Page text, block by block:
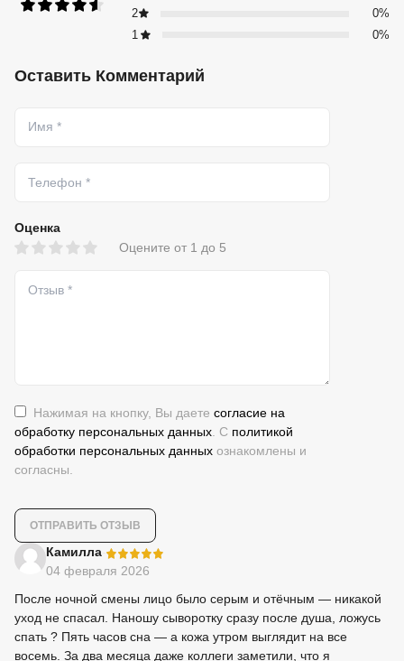
2
0%
1
0%
Оставить Комментарий
Оценка
Оцените от 1 до 5
Нажимая на кнопку, Вы даете согласие на
обработку персональных данных . С политикой
обработки персональных данных ознакомлены и
согласны.
Камилла
04 февраля 2026
После ночной смены лицо было серым и отёчным — никакой
уход не спасал. Наношу сыворотку сразу после душа, ложусь
спать ? Пять часов сна — а кожа утром выглядит на все
восемь. За два месяца даже коллеги заметили, что я